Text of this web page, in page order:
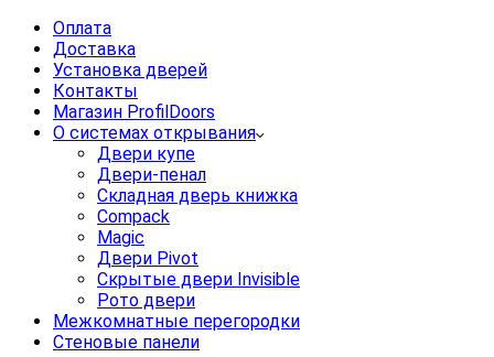
Оплата
Доставка
Установка дверей
Контакты
Магазин ProfilDoors
О системах открывания
Двери купе
Двери-пенал
Складная дверь книжка
Compack
Magic
Двери Pivot
Скрытые двери Invisible
Рото двери
Межкомнатные перегородки
Стеновые панели